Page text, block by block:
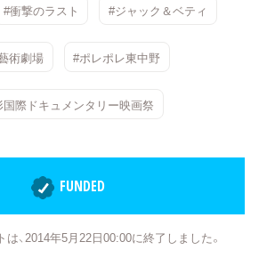
#衝撃のラスト #ジャック＆ベティ
術劇場 #ポレポレ東中野
国際ドキュメンタリー映画祭
FUNDED
、2014年5月22日00:00に終了しました。